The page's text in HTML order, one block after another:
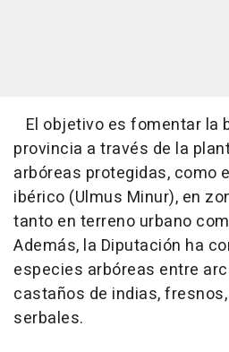
El objetivo es fomentar la
provincia a través de la
arbóreas protegidas, como
ibérico (Ulmus Minur), en
tanto en terreno urbano
Además, la Diputación ha
especies arbóreas entre
castaños de indias,
serbales.